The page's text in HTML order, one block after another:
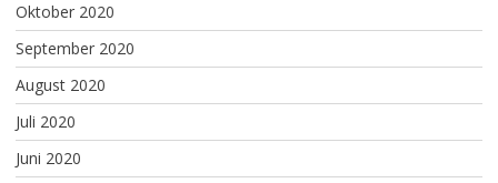
Oktober 2020
September 2020
August 2020
Juli 2020
Juni 2020